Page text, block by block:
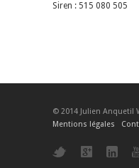
Siren : 515 080 505
© 2014 Julien Anquetil
Mentions légales